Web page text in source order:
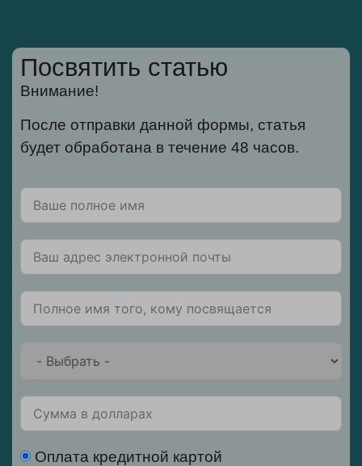
Посвятить статью
Внимание!
После отправки данной формы, статья
будет обработана в течение 48 часов.
Оплата кредитной картой